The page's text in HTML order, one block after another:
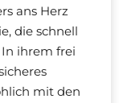
ans Herz
die schnell
ihrem frei
mit den